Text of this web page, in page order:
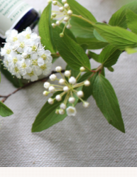
ップ
ル
クール